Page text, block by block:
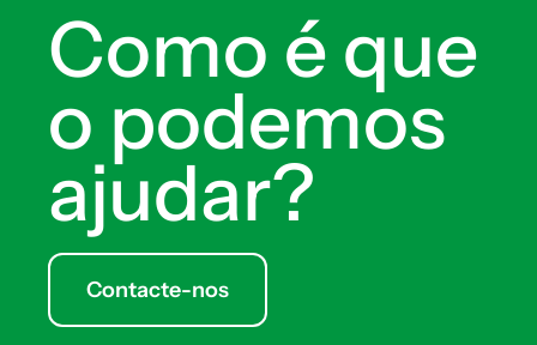
Como é que
o podemos
ajudar?
Contacte-nos